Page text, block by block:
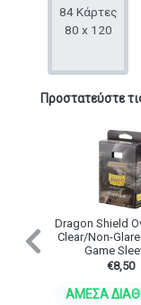
84 Κάρτες
80 x 120
Προστατεύστε
Dragon Shield
Clear/Non-
Game
€8,50
ΆΜΕΣΑ
Previous